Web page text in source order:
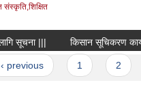
संस्कृति,शिक्षित
सूचना ||| किसान सूचिकरण